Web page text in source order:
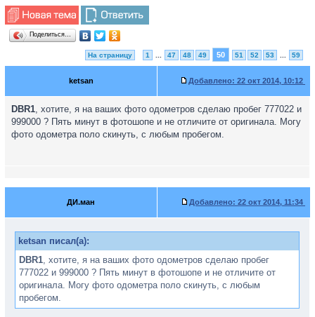
Поделиться…
На страницу 1 47 48 49 50 51 52 53 59
ketsan Добавлено: 22 окт 2014, 10:12
DBR1, хотите, я на ваших фото одометров сделаю пробег 777022 и
999000 ? Пять минут в фотошопе и не отличите от оригинала. Могу
фото одометра поло скинуть, с любым пробегом.
ДИ.ман Добавлено: 22 окт 2014, 11:34
ketsan писал(а):
DBR1, хотите, я на ваших фото одометров сделаю пробег
777022 и 999000 ? Пять минут в фотошопе и не отличите от
оригинала. Могу фото одометра поло скинуть, с любым
пробегом.